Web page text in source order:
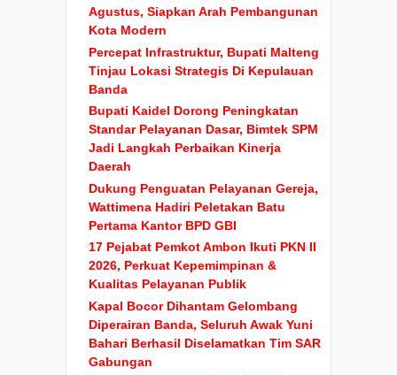
Agustus, Siapkan Arah Pembangunan
Kota Modern
Percepat Infrastruktur, Bupati Malteng
Tinjau Lokasi Strategis Di Kepulauan
Banda
Bupati Kaidel Dorong Peningkatan
Standar Pelayanan Dasar, Bimtek SPM
Jadi Langkah Perbaikan Kinerja
Daerah
Dukung Penguatan Pelayanan Gereja,
Wattimena Hadiri Peletakan Batu
Pertama Kantor BPD GBI
17 Pejabat Pemkot Ambon Ikuti PKN II
2026, Perkuat Kepemimpinan &
Kualitas Pelayanan Publik
Kapal Bocor Dihantam Gelombang
Diperairan Banda, Seluruh Awak Yuni
Bahari Berhasil Diselamatkan Tim SAR
Gabungan